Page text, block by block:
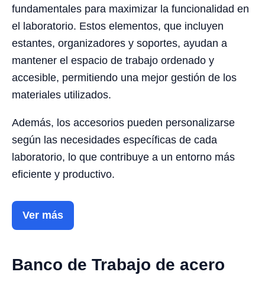
fundamentales para maximizar la funcionalidad en
el laboratorio. Estos elementos, que incluyen
estantes, organizadores y soportes, ayudan a
mantener el espacio de trabajo ordenado y
accesible, permitiendo una mejor gestión de los
materiales utilizados.
Además, los accesorios pueden personalizarse
según las necesidades específicas de cada
laboratorio, lo que contribuye a un entorno más
eficiente y productivo.
Ver más
Banco de Trabajo de acero